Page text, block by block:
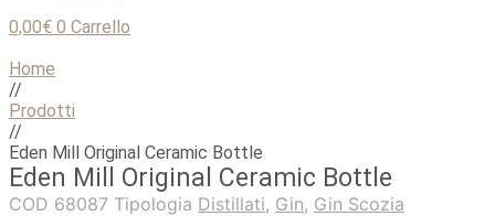
0,00€ 0 Carrello
Home
//
Prodotti
//
Eden Mill Original Ceramic Bottle
Eden Mill Original Ceramic Bottle
COD 68087 Tipologia Distillati, Gin, Gin Scozia